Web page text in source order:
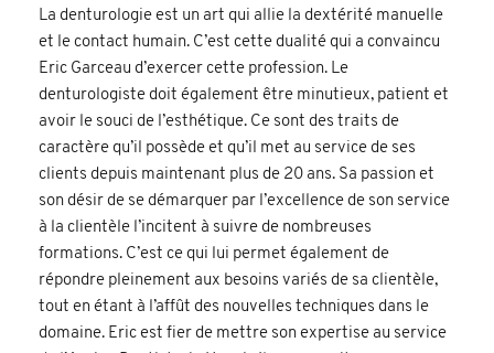
La denturologie est un art qui allie la dextérité manuelle
et le contact humain. C’est cette dualité qui a convaincu
Eric Garceau d’exercer cette profession. Le
denturologiste doit également être minutieux, patient et
avoir le souci de l’esthétique. Ce sont des traits de
caractère qu’il possède et qu’il met au service de ses
clients depuis maintenant plus de 20 ans. Sa passion et
son désir de se démarquer par l’excellence de son service
à la clientèle l’incitent à suivre de nombreuses
formations. C’est ce qui lui permet également de
répondre pleinement aux besoins variés de sa clientèle,
tout en étant à l’affût des nouvelles techniques dans le
domaine. Eric est fier de mettre son expertise au service